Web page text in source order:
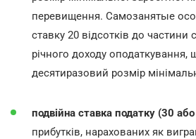
перевищення. Самозанятые
ставку 20 відсотків до частини
річного доходу
десятиразовий розмір
подвійна ставка податку (30 або
прибутків, нарахованих як